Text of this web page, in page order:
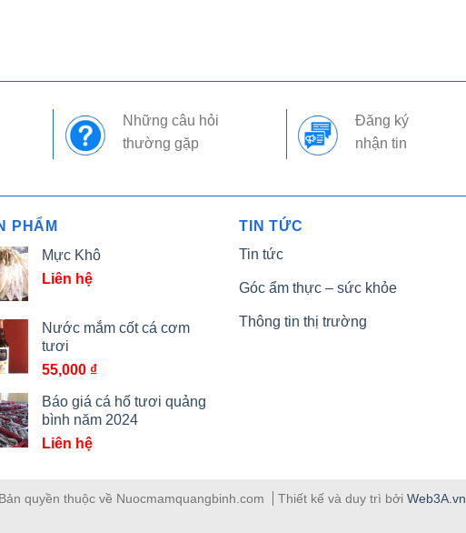
Những câu hỏi
thường gặp
Đăng ký
nhận tin
PHẨM
Mực Khô
Liên hệ
Nước mắm cốt cá cơm
tươi
55,000 ₫
Báo giá cá hố tươi quảng
bình năm 2024
Liên hệ
TIN TỨC
Tin tức
Góc ẩm thực – sức khỏe
Thông tin thị trường
quyền thuộc về Nuocmamquangbinh.com Thiết kế và duy trì bởi Web3A.vn